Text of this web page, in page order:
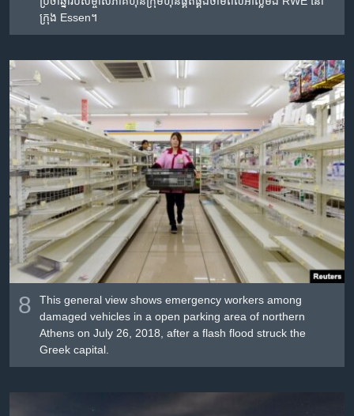
ក្រុង Essen។
8
This general view shows emergency workers among
damaged vehicles in a open parking area of northern
Athens on July 26, 2018, after a flash flood struck the
Greek capital.